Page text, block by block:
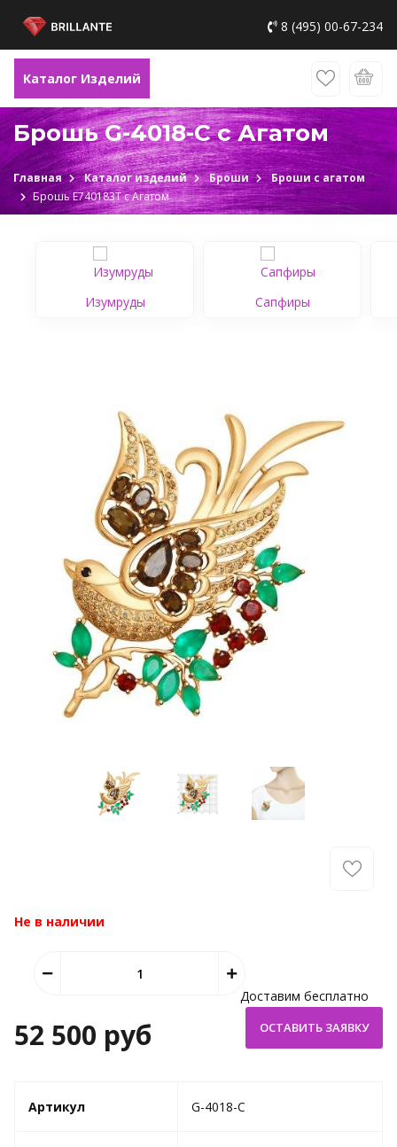
8 (495) 00-67-234
Каталог Изделий
Брошь G-4018-C c Агатом
Главная Каталог изделий Броши
Броши с агатом
Брошь Е740183Т c Агатом
Изумруды Сапфиры
Не в наличии
52 500 руб
Доставим бесплатно
Артикул G-4018-C